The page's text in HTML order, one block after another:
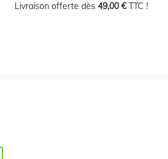
Livraison offerte dès 49,00 €TTC !